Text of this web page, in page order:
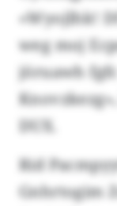
«Wyojlhk!
weg moj
jöruawh
DUX.
Rid
Gnhrtogim